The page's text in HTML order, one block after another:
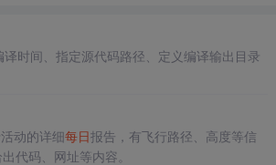
时间、指定源代码路径、定义编译输出目录
动的详细每日报告，有飞行路径、高度等信
代码、网址等内容。